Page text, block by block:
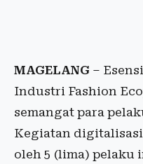
MAGELANG –
Industri Fashion
semangat para
Kegiatan
oleh 5 (lima) pelaku